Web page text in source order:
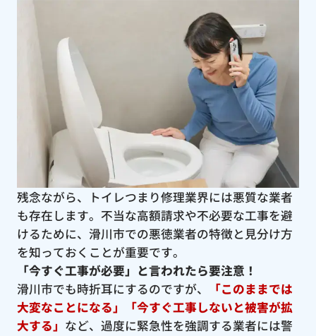
残念ながら、トイレつまり修理業界には悪質な業者
も存在します。不当な高額請求や不必要な工事を避
けるために、滑川市での悪徳業者の特徴と見分け方
を知っておくことが重要です。
「今すぐ工事が必要」と言われたら要注意！
滑川市でも時折耳にするのですが、
「このままでは
大変なことになる」「今すぐ工事しないと被害が拡
大する」 など、過度に緊急性を強調する業者には警